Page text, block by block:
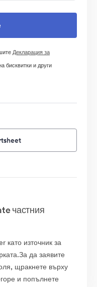
Декларация за
бисквитки и други
частния
като източник за
да заявите
щракнете върху
и попълнете